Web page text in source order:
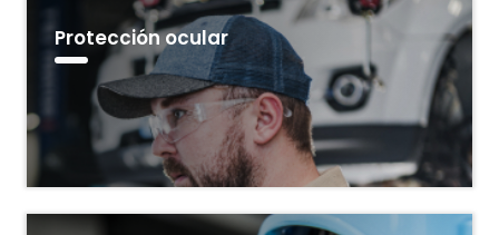
Protección ocular